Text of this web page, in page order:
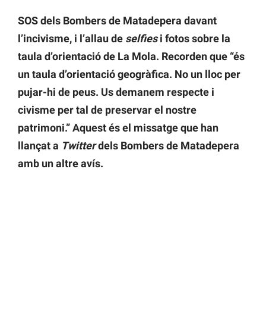
SOS dels Bombers de Matadepera davant
l’incivisme, i l’allau de selfiesi fotos sobre la
taula d’orientació de La Mola. Recorden que “és
un taula d’orientació geogràfica. No un lloc per
pujar-hi de peus. Us demanem respecte i
civisme per tal de preservar el nostre
patrimoni.” Aquest és el missatge que han
llançat a Twitterdels Bombers de Matadepera
amb un altre avís.